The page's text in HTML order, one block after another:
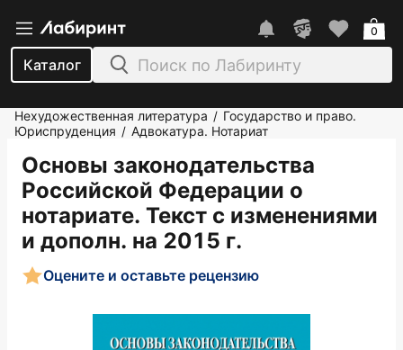
Каталог
0
Нехудожественная литература / Государство и право.
Юриспруденция / Адвокатура. Нотариат
Основы законодательства
Российской Федерации о
нотариате. Текст с изменениями
и дополн. на 2015 г.
Оцените и оставьте рецензию